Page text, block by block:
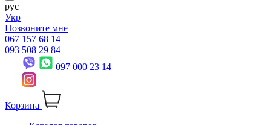
рус
Укр
Позвоните мне
067 157 68 14
093 508 29 84
097 000 23 14
Корзина